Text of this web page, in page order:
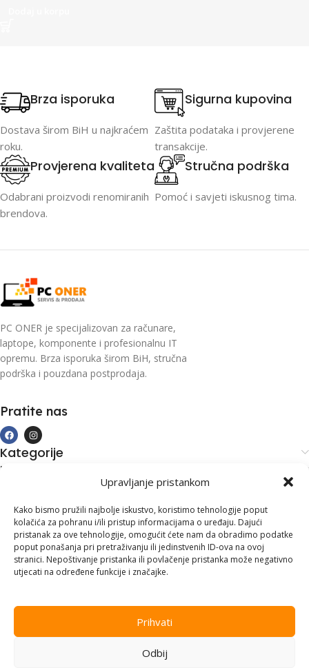
Upravljanje pristankom
Kako bismo pružili najbolje iskustvo, koristimo tehnologije poput
kolačića za pohranu i/ili pristup informacijama o uređaju. Dajući
pristanak za ove tehnologije, omogućit ćete nam da obradimo podatke
poput ponašanja pri pretraživanju ili jedinstvenih ID-ova na ovoj
stranici. Nepoštivanje pristanka ili povlačenje pristanka može negativno
utjecati na određene funkcije i značajke.
Prihvati
Odbij
Brza isporuka
Dostava širom BiH u najkraćem
roku.
Sigurna kupovina
Zaštita podataka i provjerene
transakcije.
Provjerena kvaliteta
Odabrani proizvodi renomiranih
brendova.
Stručna podrška
Pomoć i savjeti iskusnog tima.
PC ONER je specijalizovan za računare,
laptope, komponente i profesionalnu IT
opremu. Brza isporuka širom BiH, stručna
podrška i pouzdana postprodaja.
Pratite nas
Kategorije
Kupovina i podrška
Kontakt informacije
Branilaca Bosne, 75 300 Lukavac
+387 35 555 999
info@pconer.ba